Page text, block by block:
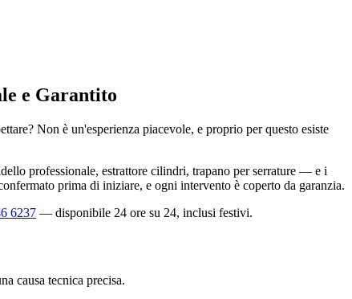
e Garantito
Non è un'esperienza piacevole, e proprio per questo esiste
professionale, estrattore cilindri, trapano per serrature — e i
prima di iniziare, e ogni intervento è coperto da garanzia.
6237 — disponibile 24 ore su 24, inclusi festivi.
causa tecnica precisa.